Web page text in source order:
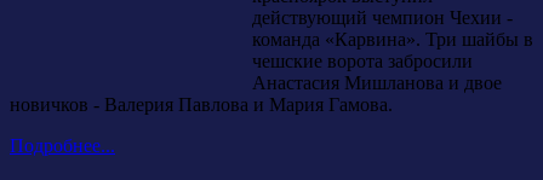
действующий чемпион Чехии -
команда «Карвина». Три шайбы в
чешские ворота забросили
Анастасия Мишланова и двое
новичков - Валерия Павлова и Мария Гамова.
Подробнее...